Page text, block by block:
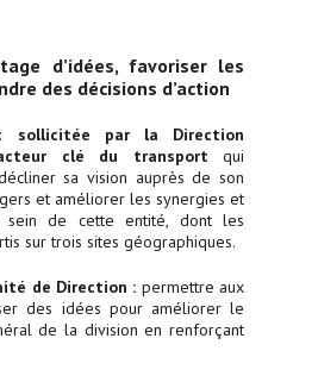
d’idées, favoriser les
des décisions d’action
sollicitée par la Direction
clé du transportqui
sa vision auprès de son
et améliorer les synergies et
sein de cette entité, dont les
sur trois sites géographiques.
de Direction : permettre aux
des idées pour améliorer le
de la division en renforçant